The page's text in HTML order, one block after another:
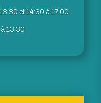
et 14:30 à 17:00
13:30